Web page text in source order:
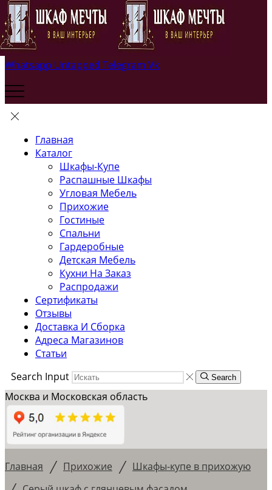
Whatsapp Untapped Telegram Vk
Главная
Каталог
Шкафы-Купе
Распашные Шкафы
Угловая Мебель
Прихожие
Гостиные
Спальни
Гардеробные
Детская Мебель
Кухни На Заказ
Распродажи
Сертификаты
Отзывы
Доставка И Сборка
Адреса Магазинов
Статьи
Search Input
Search
Москва и Московская область
Главная / Прихожие / Шкафы-купе в прихожую